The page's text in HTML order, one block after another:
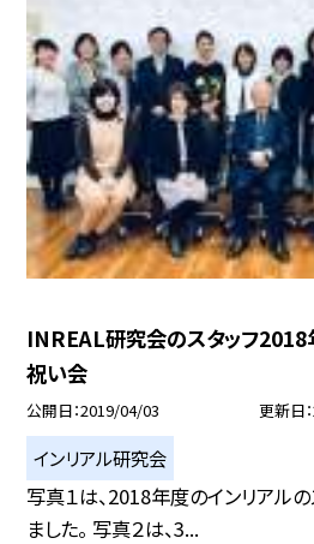
INREAL研究会のスタッフ
祝い会
公開日 2019/04/03 更新日
インリアル研究会
写真１は、2018年度のインリアル
ました。 写真２は、3...